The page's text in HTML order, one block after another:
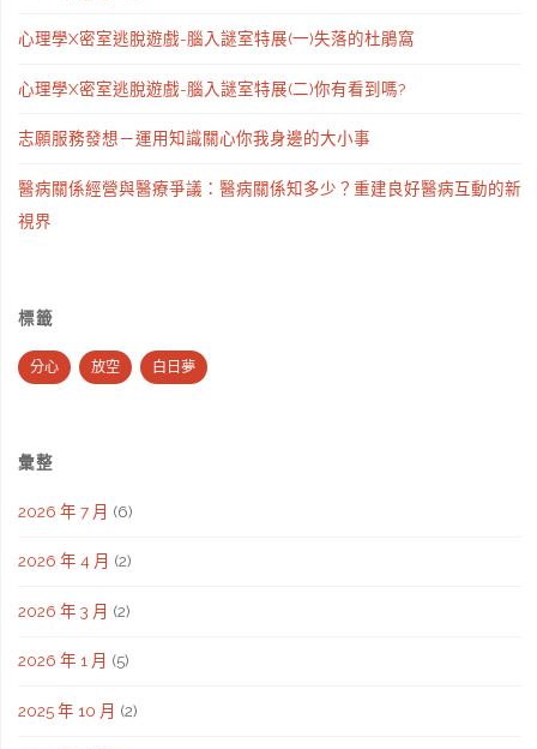
心理學X密室逃脫遊戲-腦入謎室特展(一)失落的杜鵑窩
心理學X密室逃脫遊戲-腦入謎室特展(二)你有看到嗎?
志願服務發想－運用知識關心你我身邊的大小事
醫病關係經營與醫療爭議：醫病關係知多少？重建良好醫病互動的新
視界
標籤
分心 放空 白日夢
彙整
2026 年 7 月 (6)
2026 年 4 月 (2)
2026 年 3 月 (2)
2026 年 1 月 (5)
2025 年 10 月 (2)